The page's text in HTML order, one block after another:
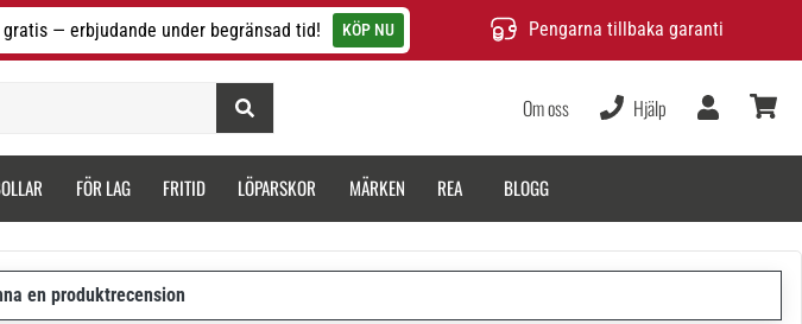
— erbjudande under begränsad tid! KÖP NU Pengarna tillbaka garanti
Om oss Hjälp
FÖR LAG FRITID LÖPARSKOR MÄRKEN REA BLOGG
en produktrecension